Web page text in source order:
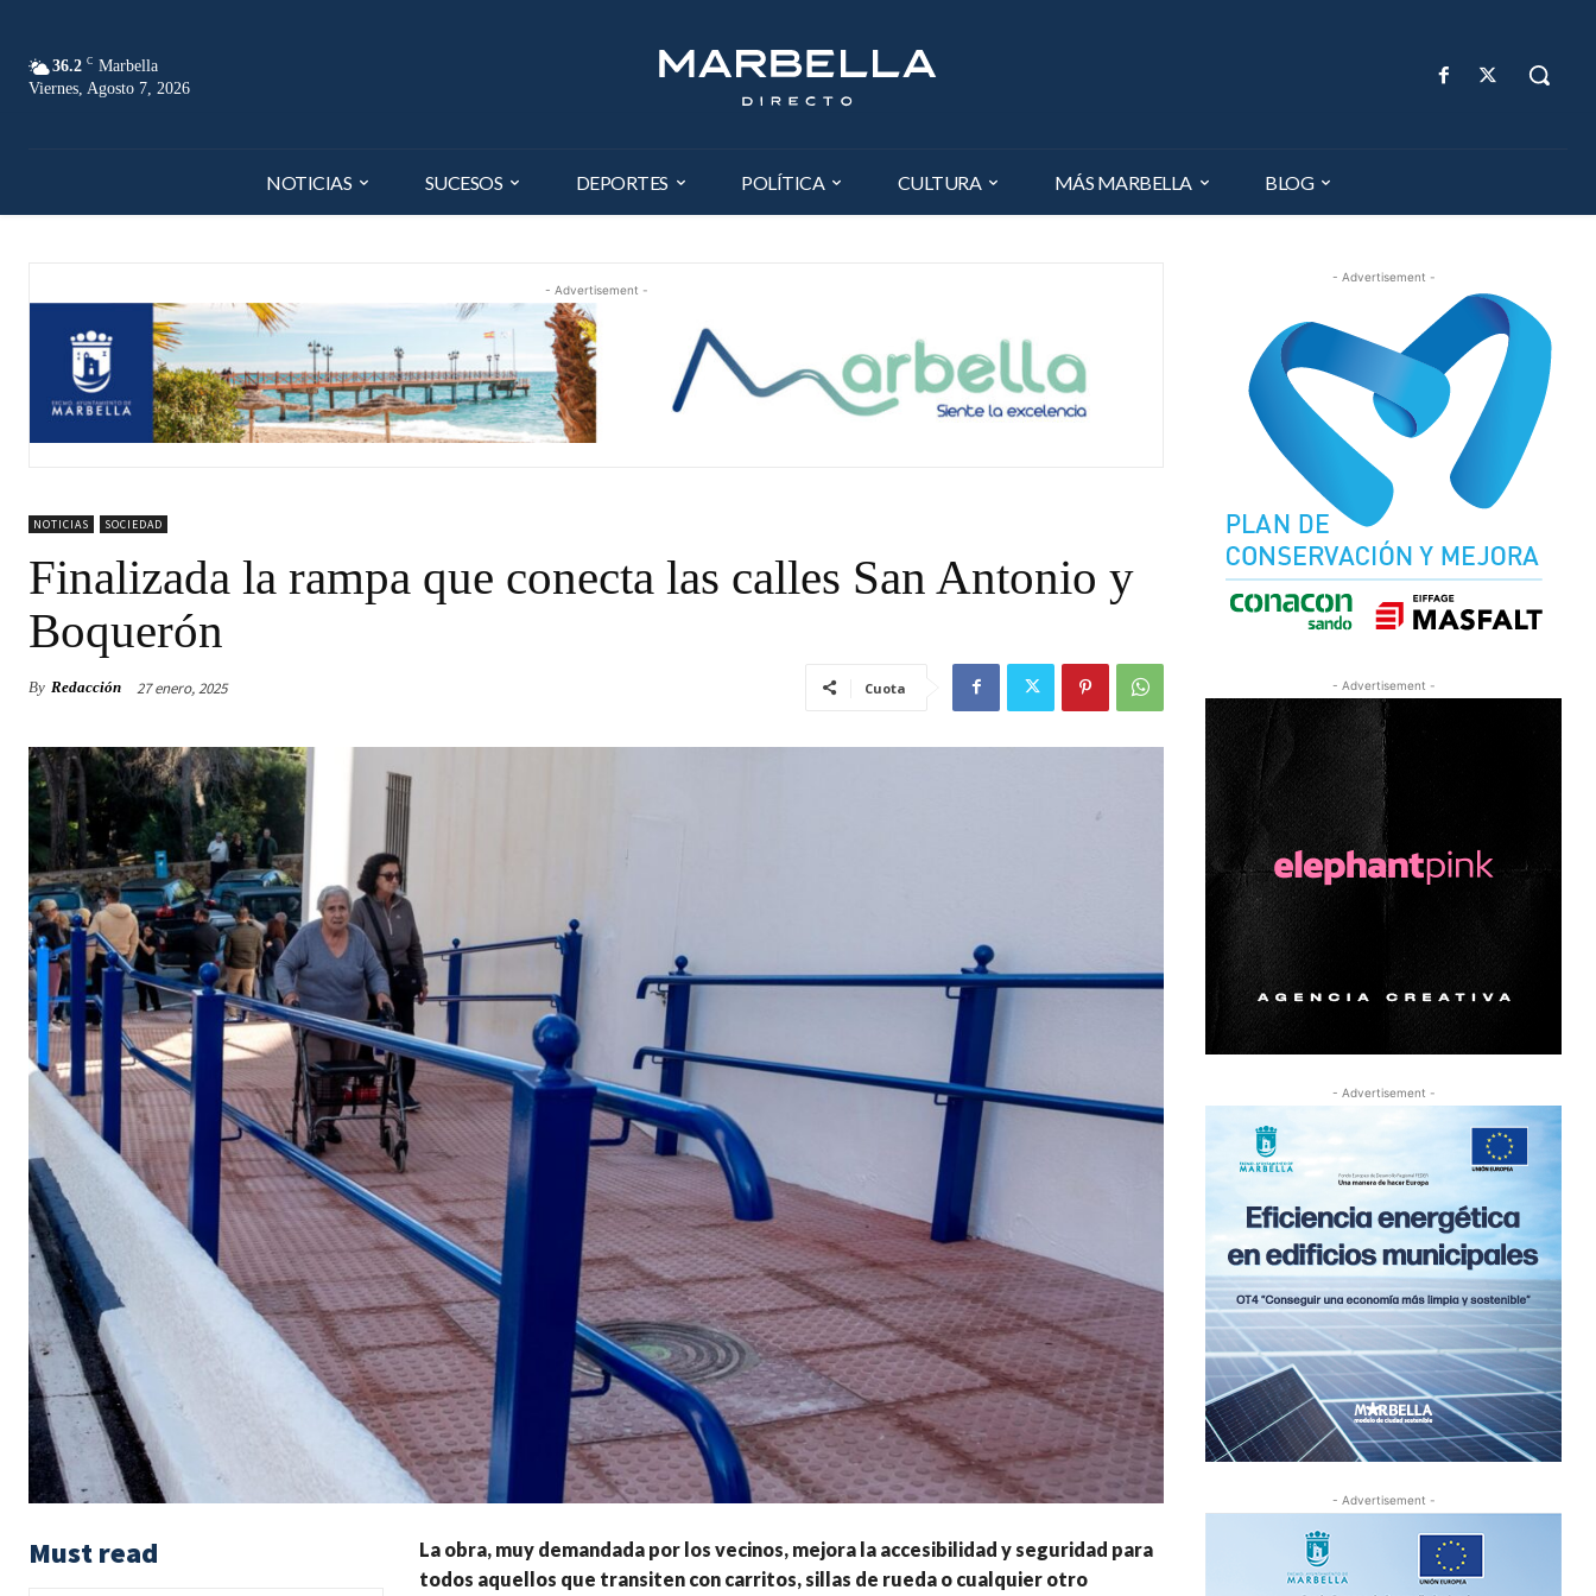
36.2 C Marbella
Viernes, Agosto 7, 2026
NOTICIAS SUCESOS DEPORTES POLÍTICA CULTURA MÁS MARBELLA BLOG
- Advertisement -
NOTICIAS SOCIEDAD
Finalizada la rampa que conecta las calles San Antonio y
Boquerón
By Redacción 27 enero, 2025 Cuota
Must read
La obra, muy demandada por los vecinos, mejora la accesibilidad y seguridad para
todos aquellos que transiten con carritos, sillas de rueda o cualquier otro
- Advertisement -
- Advertisement -
- Advertisement -
- Advertisement -